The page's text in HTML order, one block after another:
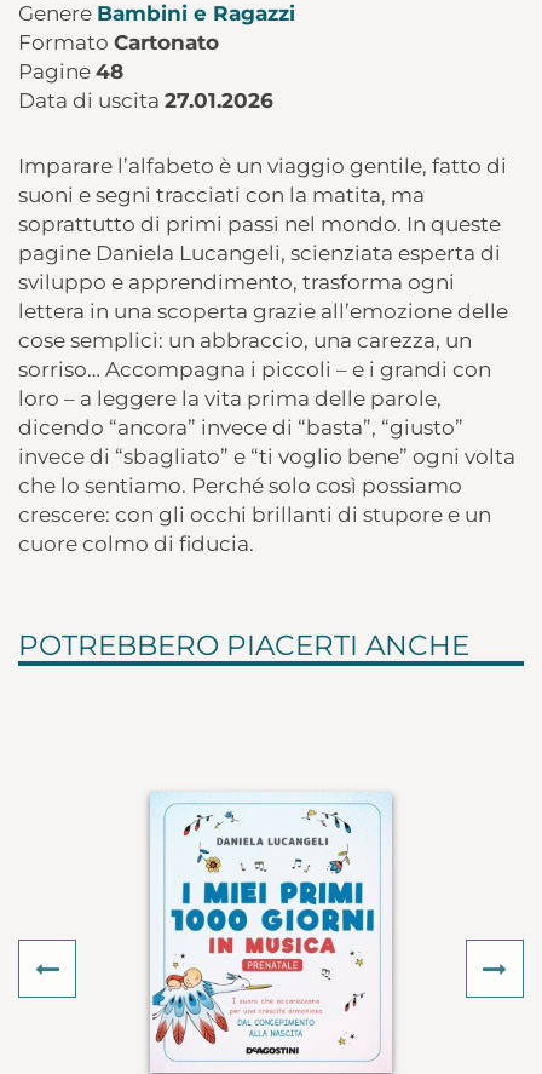
Genere Bambini e Ragazzi
Formato Cartonato
Pagine 48
Data di uscita 27.01.2026
Imparare l’alfabeto è un viaggio gentile, fatto di
suoni e segni tracciati con la matita, ma
soprattutto di primi passi nel mondo. In queste
pagine Daniela Lucangeli, scienziata esperta di
sviluppo e apprendimento, trasforma ogni
lettera in una scoperta grazie all’emozione delle
cose semplici: un abbraccio, una carezza, un
sorriso… Accompagna i piccoli – e i grandi con
loro – a leggere la vita prima delle parole,
dicendo “ancora” invece di “basta”, “giusto”
invece di “sbagliato” e “ti voglio bene” ogni volta
che lo sentiamo. Perché solo così possiamo
crescere: con gli occhi brillanti di stupore e un
cuore colmo di fiducia.
POTREBBERO PIACERTI ANCHE
Previous